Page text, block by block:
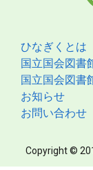
ひなぎくとは
国立国会図書
国立国会図書
お知らせ
お問い合わせ
Copyright ©